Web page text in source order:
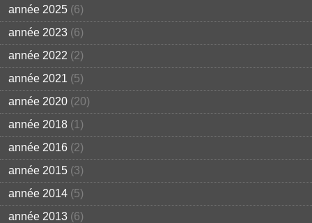
année 2025 (6)
année 2023 (6)
année 2022 (2)
année 2021 (5)
année 2020 (20)
année 2018 (1)
année 2016 (2)
année 2015 (3)
année 2014 (5)
année 2013 (6)